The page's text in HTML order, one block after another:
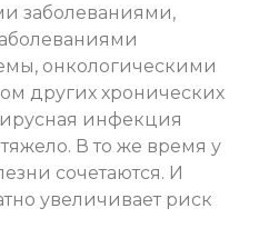
заболеваниями,
онкологическими
других хронических
инфекция
В то же время у
сочетаются. И
увеличивает риск